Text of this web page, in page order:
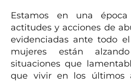
Estamos en una
actitudes y acciones de
evidenciadas ante todo
mujeres están
situaciones que
que vivir en los últimos